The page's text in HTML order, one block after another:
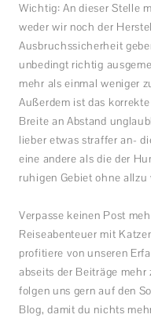
Wichtig: An dieser Stelle
weder wir noch der
Ausbruchssicherheit
unbedingt richtig
mehr als einmal weniger
Außerdem ist das
Breite an Abstand
lieber etwas straffer an-
eine andere als die der
ruhigen Gebiet ohne
Verpasse keinen Post
Reiseabenteuer mit
profitiere von unseren
abseits der Beiträge
folgen uns gern auf den
Blog, damit du nichts